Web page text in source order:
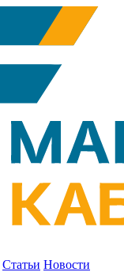
Статьи Новости